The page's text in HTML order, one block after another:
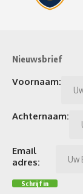
Nieuwsbrief
Voornaam:
Achternaam:
Email
adres: